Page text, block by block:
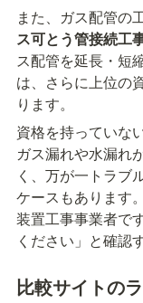
また、ガス配管の
ス可とう管接続工
ス配管を延長・短
は、さらに上位の
ります。
資格を持っていな
ガス漏れや水漏れ
く、万が一トラブ
ケースもあります
装置工事事業者で
ください」と確認
比較サイトの